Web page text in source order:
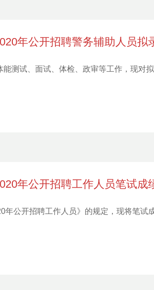
年公开招聘警务辅助人员拟
测试、面试、体检、政审等工作，现对
年公开招聘工作人员笔试成
公开招聘工作人员》的规定，现将笔试